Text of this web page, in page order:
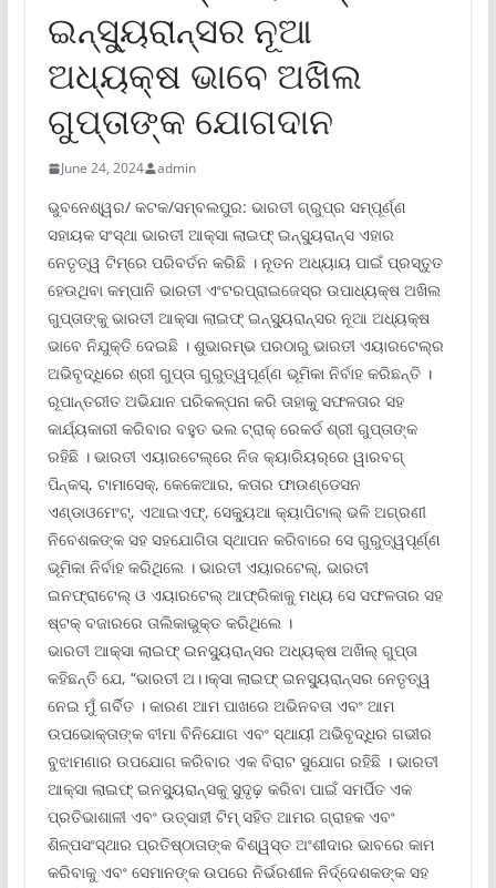
ଇନ୍‌ସ୍ୟୁରାନ୍ସର ନୂଆ
ଅଧ୍ୟକ୍ଷ ଭାବେ ଅଖିଲ
ଗୁପ୍ତାଙ୍କ ଯୋଗଦାନ
June 24, 2024 admin
ଭୁବନେଶ୍ୱର/ କଟକ/ସମ୍ବଲପୁର: ଭାରତୀ ଗ୍ରୁପ୍‌ର ସମ୍ପୂର୍ଣ୍ଣ
ସହାୟକ ସଂସ୍ଥା ଭାରତୀ ଆକ୍ସା ଲାଇଫ୍ ଇନ୍‌ସ୍ୟୁରାନ୍ସ ଏହାର
ନେତୃତ୍ୱ ଟିମ୍‌ରେ ପରିବର୍ତନ କରିଛି । ନୂତନ ଅଧ୍ୟାୟ ପାଇଁ ପ୍ରସ୍ତୁତ
ହେଉଥିବା କମ୍ପାନି ଭାରତୀ ଏଂଟରପ୍ରାଇଜେସ୍‌ର ଉପାଧ୍ୟକ୍ଷ ଅଖିଲ
ଗୁପ୍ତାଙ୍କୁ ଭାରତୀ ଆକ୍ସା ଲାଇଫ୍ ଇନ୍‌ସ୍ୟୁରାନ୍ସର ନୂଆ ଅଧ୍ୟକ୍ଷ
ଭାବେ ନିଯୁକ୍ତି ଦେଇଛି । ଶୁଭାରମ୍ଭ ପରଠାରୁ ଭାରତୀ ଏୟାରଟେଲ୍‌ର
ଅଭିବୃଦ୍ଧିରେ ଶ୍ରୀ ଗୁପ୍ତା ଗୁରୁତ୍ୱପୂର୍ଣ୍ଣ ଭୂମିକା ନିର୍ବାହ କରିଛନ୍ତି ।
ରୂପାନ୍ତରୀତ ଅଭିଯାନ ପରିକଳ୍ପନା କରି ତାହାକୁ ସଫଳତାର ସହ
କାର୍ଯ୍ୟକାରୀ କରିବାର ବହୁତ ଭଲ ଟ୍ରାକ୍ ରେକର୍ଡ ଶ୍ରୀ ଗୁପ୍ତାଙ୍କ
ରହିଛି । ଭାରତୀ ଏୟାରଟେଲ୍‌ରେ ନିଜ କ୍ୟାରିୟର୍‌ରେ ୱାରବଗ୍
ପିନ୍‌କସ୍‌, ଟାମାସେକ୍‌, କେକେଆର, କତାର ଫାଉଣ୍ଡେସନ
ଏଣ୍ଡାଓମେଂଟ୍‌, ଏଆଇଏଫ୍‌, ସେକ୍ୟୁଆ କ୍ୟାପିଟାଲ୍ ଭଳି ଅଗ୍ରଣୀ
ନିବେଶକଙ୍କ ସହ ସହଯୋଗିତା ସ୍ଥାପନ କରିବାରେ ସେ ଗୁରୁତ୍ୱପୂର୍ଣ୍ଣ
ଭୂମିକା ନିର୍ବାହ କରିଥିଲେ । ଭାରତୀ ଏୟାରଟେଲ୍‌, ଭାରତୀ
ଇନଫ୍ରାଟେଲ୍ ଓ ଏୟାରଟେଲ୍ ଆଫ୍ରିକାକୁ ମଧ୍ୟ ସେ ସଫଳତାର ସହ
ଷ୍ଟକ୍ ବଜାରରେ ତାଲିକାଭୁକ୍ତ କରିଥିଲେ ।
ଭାରତୀ ଆକ୍ସା ଲାଇଫ୍ ଇନସ୍ୟୁରାନ୍ସର ଅଧ୍ୟକ୍ଷ ଅଖିଲ୍ ଗୁପ୍ତା
କହିଛନ୍ତି ଯେ, “ଭାରତୀ ଅ।।କ୍ସା ଲାଇଫ୍ ଇନସ୍ୟୁରାନ୍ସର ନେତୃତ୍ୱ
ନେଇ ମୁଁ ଗର୍ବିତ । କାରଣ ଆମ ପାଖରେ ଅଭିନବତା ଏବଂ ଆମ
ଉପଭୋକ୍ତାଙ୍କ ବୀମା ବିନିଯୋଗ ଏବଂ ସ୍ଥାୟୀ ଅଭିବୃଦ୍ଧିର ଗଭୀର
ବୁଝାମଣାର ଉପଯୋଗ କରିବାର ଏକ ବିରାଟ ସୁଯୋଗ ରହିଛି । ଭାରତୀ
ଆକ୍ସା ଲାଇଫ୍ ଇନସ୍ୟୁରାନ୍ସକୁ ସୁଦୃଢ଼ କରିବା ପାଇଁ ସମର୍ପିତ ଏକ
ପ୍ରତିଭାଶାଳୀ ଏବଂ ଉତ୍ସାହୀ ଟିମ୍ ସହିତ ଆମର ଗ୍ରାହକ ଏବଂ
ଶିଳ୍ପସଂସ୍ଥାର ପ୍ରତିଷ୍ଠାତାଙ୍କ ବିଶ୍ୱସ୍ତ ଅଂଶୀଦାର ଭାବରେ କାମ
କରିବାକୁ ଏବଂ ସେମାନଙ୍କ ଉପରେ ନିର୍ଭରଶୀଳ ନିର୍ଦ୍ଦେଶକଙ୍କ ସହ